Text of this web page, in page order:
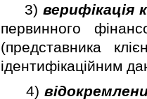
3) верифiкацiя
первинного
(представника
iдентифiкацiйним
4)